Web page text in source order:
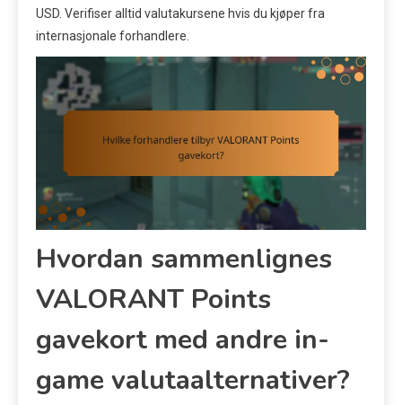
USD. Verifiser alltid valutakursene hvis du kjøper fra
internasjonale forhandlere.
Hvordan sammenlignes
VALORANT Points
gavekort med andre in-
game valutaalternativer?